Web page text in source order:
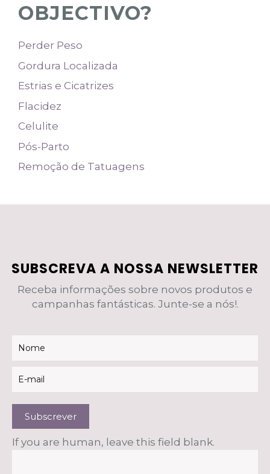
OBJECTIVO?
Perder Peso
Gordura Localizada
Estrias e Cicatrizes
Flacidez
Celulite
Pós-Parto
Remoção de Tatuagens
SUBSCREVA A NOSSA NEWSLETTER
Receba informações sobre novos produtos e
campanhas fantásticas. Junte-se a nós!.
Newsletter
Subscrever
If you are human, leave this field blank.